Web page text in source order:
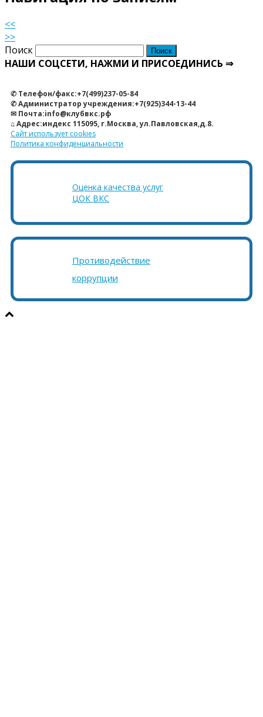
<<
>>
Поиск
НАШИ СОЦСЕТИ, НАЖМИ И ПРИСОЕДИНИСЬ ⇒
✆ Телефон/факс:+7(499)237-05-84
✆ Администратор учреждения:+7(925)344-13-44
✉ Почта:info@клубвкс.рф
⌂ Адрес:индекс 115095, г.Москва, ул.Павловская,д.8.
Сайт использует cookies
Политика конфиденциальности
Оценка качества услуг
ЦОК ВКС
Противодействие
коррупции